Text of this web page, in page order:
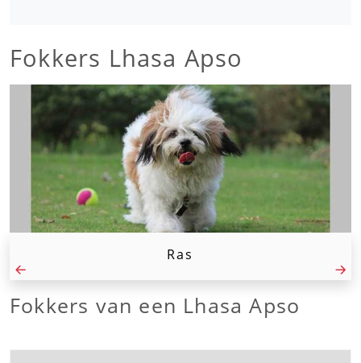
Fokkers Lhasa Apso
Ras
Fokkers van een Lhasa Apso